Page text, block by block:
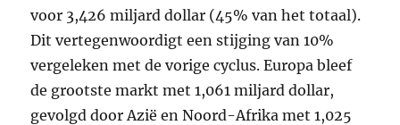
voor 3,426 miljard dollar (45% van het totaal).
Dit vertegenwoordigt een stijging van 10%
vergeleken met de vorige cyclus. Europa bleef
de grootste markt met 1,061 miljard dollar,
gevolgd door Azië en Noord-Afrika met 1,025